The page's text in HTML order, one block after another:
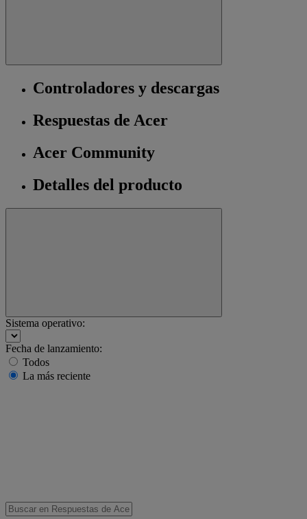
Controladores y descargas
Respuestas de Acer
Acer Community
Detalles del producto
Sistema operativo:
Fecha de lanzamiento:
Todos
La más reciente